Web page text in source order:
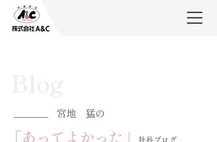
宮地 猛の
「あってよかった」 社長ブログ